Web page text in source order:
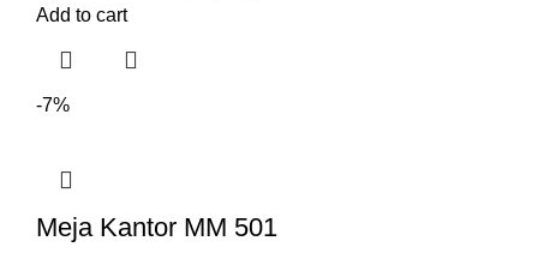
Add to cart
-7%
Meja Kantor MM 501